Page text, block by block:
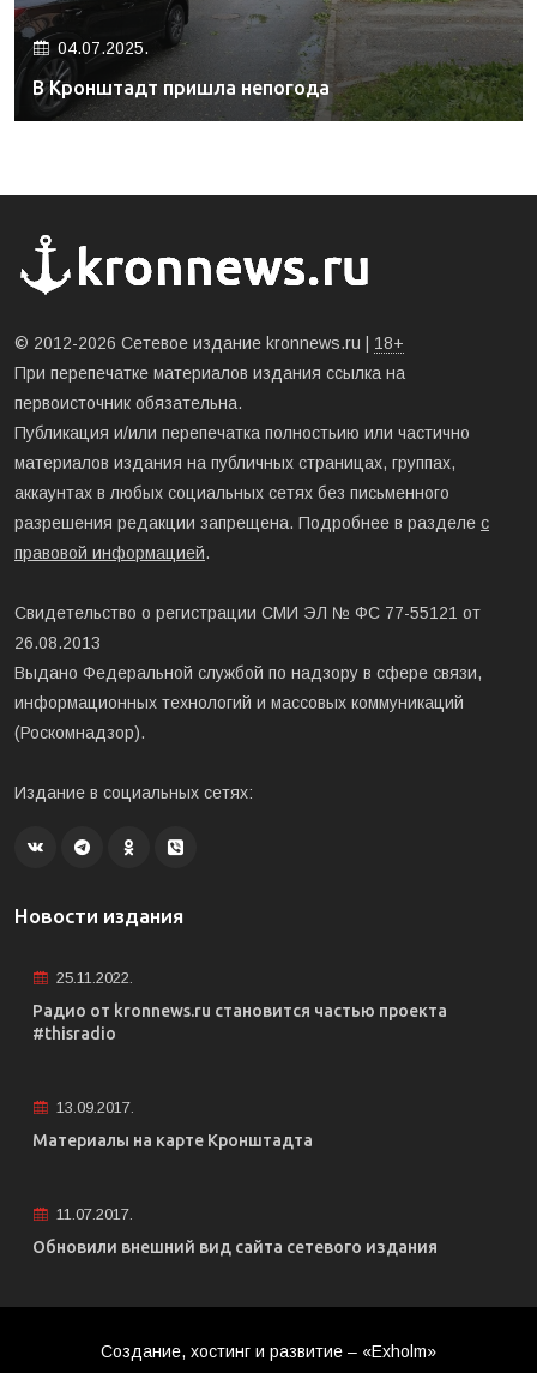
04.07.2025.
В Кронштадт пришла непогода
© 2012-2026 Сетевое издание kronnews.ru | 18+
При перепечатке материалов издания ссылка на
первоисточник обязательна.
Публикация и/или перепечатка полностьию или частично
материалов издания на публичных страницах, группах,
аккаунтах в любых социальных сетях без письменного
разрешения редакции запрещена. Подробнее в разделе с
правовой информацией.
Свидетельство о регистрации СМИ ЭЛ № ФС 77-55121 от
26.08.2013
Выдано Федеральной службой по надзору в сфере связи,
информационных технологий и массовых коммуникаций
(Роскомнадзор).
Издание в социальных сетях:
Новости издания
25.11.2022.
Радио от kronnews.ru становится частью проекта
#thisradio
13.09.2017.
Материалы на карте Кронштадта
11.07.2017.
Обновили внешний вид сайта сетевого издания
Создание, хостинг и развитие – «Exholm»